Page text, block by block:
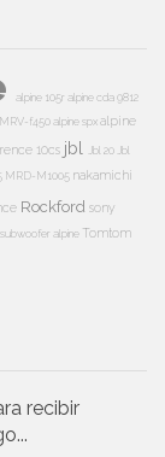
alpine 105r alpine cda 9812
f450alpine spxalpine
10cs jbl Jbl 20 Jbl
MRD-M1005 nakamichi
Rockford sony
subwoofer alpine Tomtom
recibir